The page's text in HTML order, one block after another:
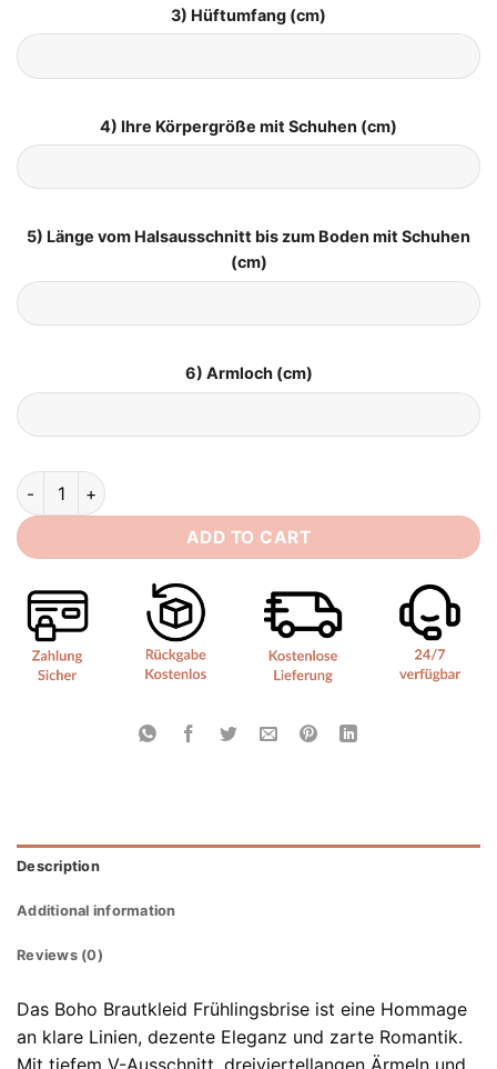
3) Hüftumfang (cm)
4) Ihre Körpergröße mit Schuhen (cm)
5) Länge vom Halsausschnitt bis zum Boden mit Schuhen
(cm)
6) Armloch (cm)
Boho Brautkleid Frühlingsbrise quantity
ADD TO CART
Description
Additional information
Reviews (0)
Das Boho Brautkleid Frühlingsbrise ist eine Hommage
an klare Linien, dezente Eleganz und zarte Romantik.